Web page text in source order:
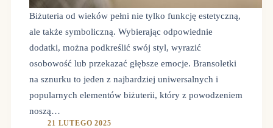
Biżuteria od wieków pełni nie tylko funkcję estetyczną,
ale także symboliczną. Wybierając odpowiednie
dodatki, można podkreślić swój styl, wyrazić
osobowość lub przekazać głębsze emocje. Bransoletki
na sznurku to jeden z najbardziej uniwersalnych i
popularnych elementów biżuterii, który z powodzeniem
noszą…
21 LUTEGO 2025